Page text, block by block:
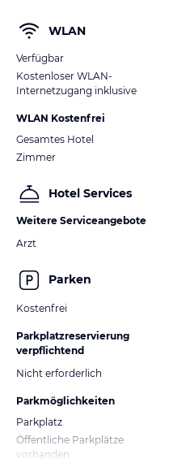
WLAN
Verfügbar
Kostenloser WLAN-
Internetzugang inklusive
WLAN Kostenfrei
Gesamtes Hotel
Zimmer
Hotel Services
Weitere Serviceangebote
Arzt
Parken
Kostenfrei
Parkplatzreservierung
verpflichtend
Nicht erforderlich
Parkmöglichkeiten
Parkplatz
Öffentliche Parkplätze
vorhanden